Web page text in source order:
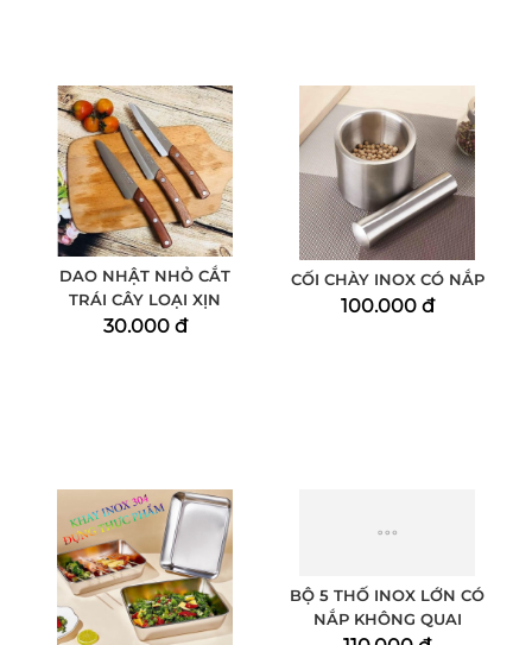
DAO NHẬT NHỎ CẮT
TRÁI CÂY LOẠI XỊN
30.000 đ
CỐI CHÀY INOX CÓ NẮP
100.000 đ